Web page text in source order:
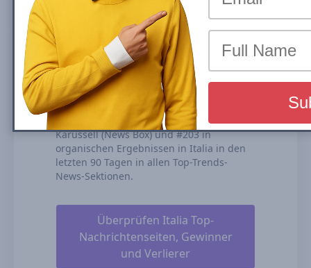
Traffics, den eine Website durch ihre
Platzierungen in den organischen
Suchergebnissen erhält. Wir berechnen
unsere Search Visibility basierend auf der
Performance aller Ihrer gerankten Inhalte,
der Rangdauer und unseren Schätzungen
für CTRs (Click-through-Raten).
ilgiorno.it ist gerankt #101 für Top Stories-
Karussell (News Box) und #203 in
organischen Ergebnissen in Italia in den
letzten 90 Tagen in allen Top-Trends-
News-Sektionen.
Überprüfen Italia Top-
Nachrichtenseiten, Gewinner
und Verlierer